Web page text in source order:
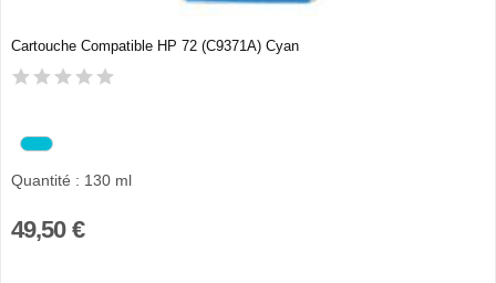
Cartouche Compatible HP 72 (C9371A) Cyan
Quantité : 130 ml
49,50 €